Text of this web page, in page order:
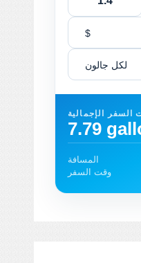
$
لكل جالون
السفر الإجمالية
7.79
المسافة
وقت السفر